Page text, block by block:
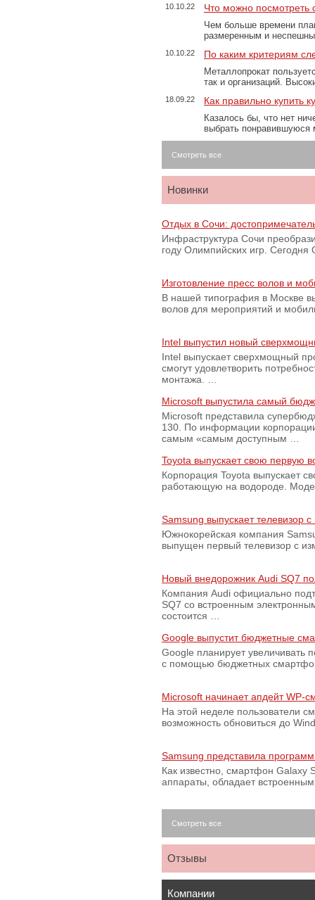
10.10.22 Что можно посмотреть
Чем больше времени
размеренным и
10.10.22 По каким критериям
Металлопрокат
так и организаций.
18.09.22 Как правильно купить
Казалось бы, что нет
выбрать
Смотреть все
Новинки
Отдых в Сочи:
Инфраструктура Сочи
году Олимпийских игр.
Изготовление пресс волов и
В нашей типография в Москве
волов для мероприятий и
Intel выпустил новый
Intel выпускает сверхмощный
смогут удовлетворить
монтажа. …
Microsoft выпустила самый
Microsoft представила
130. По информации
самым «самым доступным …
Toyota выпускает свою первую
Корпорация Toyota выпускает
работающую на водороде.
Samsung выпускает телевизор
Южнокорейская компания
выпущен первый телевизор с
Новый внедорожник Audi SQ7
Компания Audi официально
SQ7 со встроенным
состоится …
Google выпустит бюджетные
Google планирует увеличивать
с помощью бюджетных
Microsoft начинает апдейт WP-
На этой неделе пользователи
возможность обновиться до
Samsung представила
Как известно, смартфон Galaxy
аппараты, обладает
Смотреть все
Отзывы
Компании